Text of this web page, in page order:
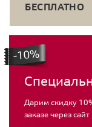
БЕСПЛАТНО
Дарим скидку
заказе через сайт